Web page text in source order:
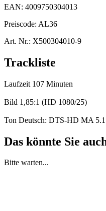
EAN: 4009750304013
Preiscode: AL36
Art. Nr.: X500304010-9
Trackliste
Laufzeit 107 Minuten
Bild 1,85:1 (HD 1080/25)
Ton Deutsch: DTS-HD MA
Das könnte Sie
Bitte warten...